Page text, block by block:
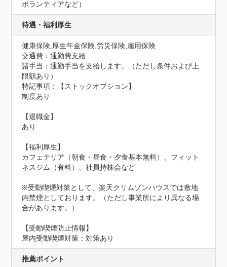
ボランティアなど）
待遇・福利厚生
健康保険,厚生年金保険,労災保険,雇用保険
交通費：通勤費支給
諸手当：通勤手当を支給します。（ただし条件および上
限額あり）
特記事項：【ストックオプション】
制度あり
【退職金】
あり
【福利厚生】
カフェテリア（朝食・昼食・夕食基本無料）、フィット
ネスジム（有料）、社員持株会など
※受動喫煙対策として、楽天クリムゾンハウスでは敷地
内禁煙としております。（ただし事業所により異なる場
合があります。）
【受動喫煙防止情報】
屋内受動喫煙対策：対策あり
推薦ポイント